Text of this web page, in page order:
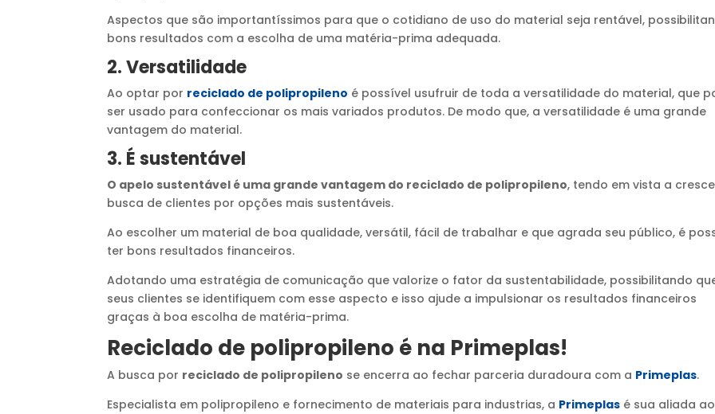
Aspectos que são importantíssimos para que o cotidiano de uso do material seja rentável,
bons resultados com a escolha de uma matéria-prima adequada.
2. Versatilidade
Ao optar por reciclado de polipropileno é possível usufruir de toda a versatilidade do material, que
ser usado para confeccionar os mais variados produtos. De modo que, a versatilidade é uma grande
vantagem do material.
3. É sustentável
O apelo sustentável é uma grande vantagem do reciclado de polipropileno, tendo em vista a
busca de clientes por opções mais sustentáveis.
Ao escolher um material de boa qualidade, versátil, fácil de trabalhar e que agrada seu público, é
ter bons resultados financeiros.
Adotando uma estratégia de comunicação que valorize o fator da sustentabilidade, possibilitando
seus clientes se identifiquem com esse aspecto e isso ajude a impulsionar os resultados financeiros
graças à boa escolha de matéria-prima.
Reciclado de polipropileno é na Primeplas!
A busca por reciclado de polipropileno se encerra ao fechar parceria duradoura com a Primeplas.
Especialista em polipropileno e fornecimento de materiais para industrias, a Primeplas é sua aliada ao